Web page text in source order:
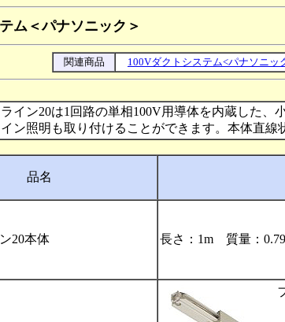
ム＜パナソニック＞
関連商品 100Vダクトシステム<パナソニッ
イン20は1回路の単相100V用導体を内蔵した、
ン照明も取り付けることができます。本体直
品名
20本体 長さ：1m 質量：